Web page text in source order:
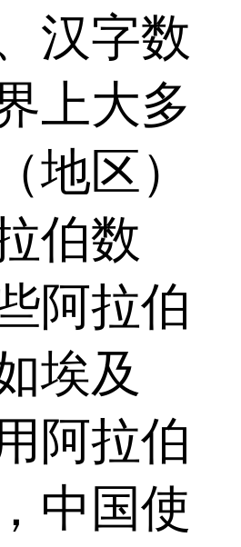
汉字数
上大多
地区）
伯数
阿拉伯
埃及
阿拉伯
中国使